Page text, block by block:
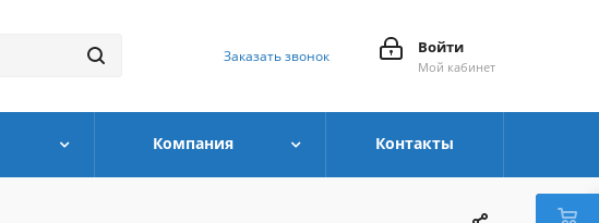
Войти
Мой кабинет
Заказать звонок
Компания Контакты